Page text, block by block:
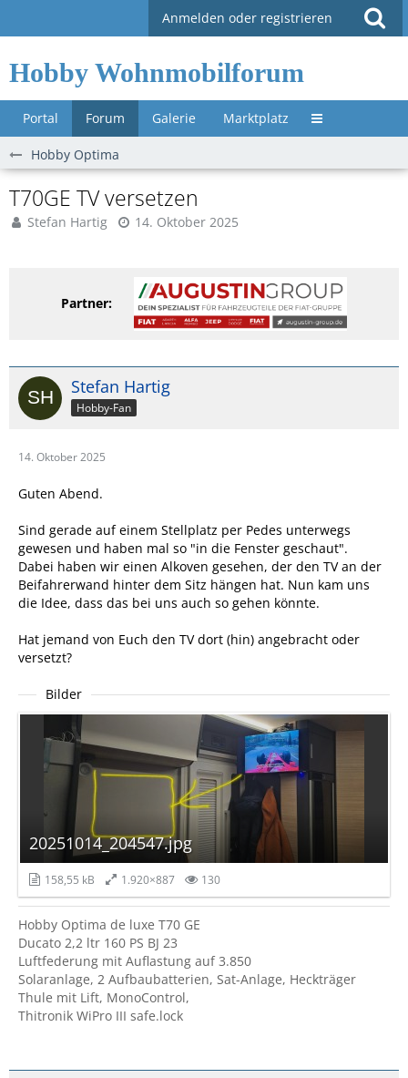
Anmelden oder registrieren
Hobby Wohnmobilforum
Portal Forum Galerie Marktplatz Untermenü »
Hobby Optima
T70GE TV versetzen
Stefan Hartig 14. Oktober 2025
Partner:
Stefan Hartig
Hobby-Fan
14. Oktober 2025
Guten Abend.
Sind gerade auf einem Stellplatz per Pedes unterwegs
gewesen und haben mal so "in die Fenster geschaut".
Dabei haben wir einen Alkoven gesehen, der den TV an der
Beifahrerwand hinter dem Sitz hängen hat. Nun kam uns
die Idee, dass das bei uns auch so gehen könnte.
Hat jemand von Euch den TV dort (hin) angebracht oder
versetzt?
Bilder
20251014_204547.jpg
158,55 kB 1.920×887 130
Hobby Optima de luxe T70 GE
Ducato 2,2 ltr 160 PS BJ 23
Luftfederung mit Auflastung auf 3.850
Solaranlage, 2 Aufbaubatterien, Sat-Anlage, Heckträger
Thule mit Lift, MonoControl,
Thitronik WiPro III safe.lock